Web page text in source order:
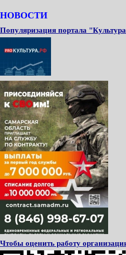
НОВОСТИ
Популяризация портала
Чтобы оценить работу